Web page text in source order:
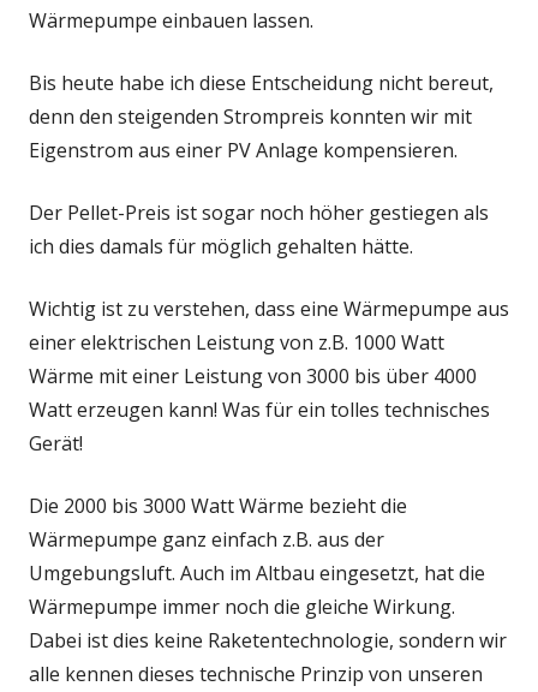
Wärmepumpe einbauen lassen.
Bis heute habe ich diese Entscheidung nicht bereut,
denn den steigenden Strompreis konnten wir mit
Eigenstrom aus einer PV Anlage kompensieren.
Der Pellet-Preis ist sogar noch höher gestiegen als
ich dies damals für möglich gehalten hätte.
Wichtig ist zu verstehen, dass eine Wärmepumpe aus
einer elektrischen Leistung von z.B. 1000 Watt
Wärme mit einer Leistung von 3000 bis über 4000
Watt erzeugen kann! Was für ein tolles technisches
Gerät!
Die 2000 bis 3000 Watt Wärme bezieht die
Wärmepumpe ganz einfach z.B. aus der
Umgebungsluft. Auch im Altbau eingesetzt, hat die
Wärmepumpe immer noch die gleiche Wirkung.
Dabei ist dies keine Raketentechnologie, sondern wir
alle kennen dieses technische Prinzip von unseren